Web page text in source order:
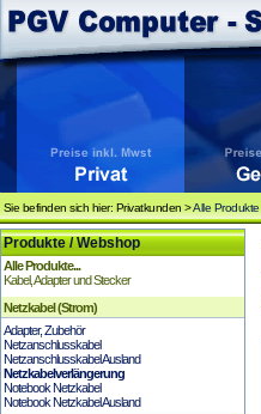
Sie befinden sich hier: Privatkunden >Alle Produkte
Produkte / Webshop
Alle Produkte...
Kabel, Adapter und Stecker
Netzkabel (Strom)
Adapter, Zubehör
Netzanschlusskabel
Netzanschlusskabel Ausland
Netzkabelverlängerung
Notebook Netzkabel
Notebook Netzkabel Ausland